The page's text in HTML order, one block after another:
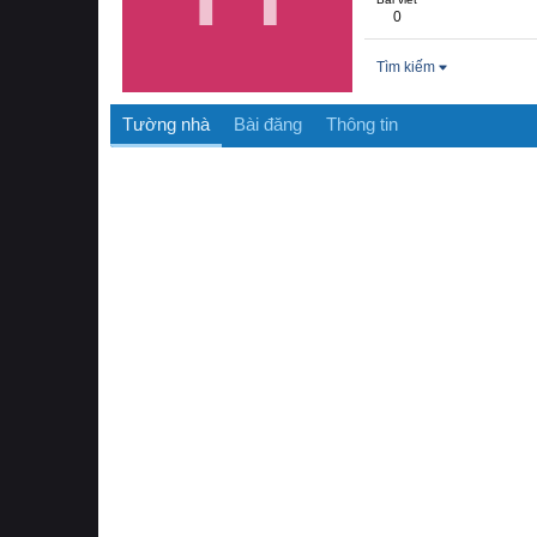
0
Tìm kiếm
Tường nhà Bài đăng Thông tin